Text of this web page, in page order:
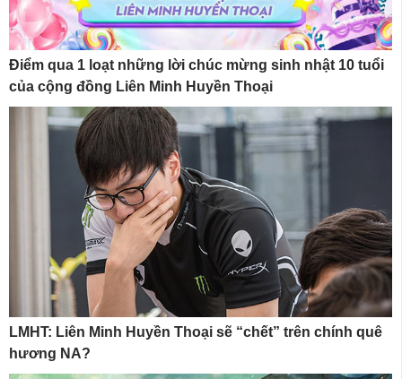
Điểm qua 1 loạt những lời chúc mừng sinh nhật 10 tuổi
của cộng đồng Liên Minh Huyền Thoại
LMHT: Liên Minh Huyền Thoại sẽ “chết” trên chính quê
hương NA?